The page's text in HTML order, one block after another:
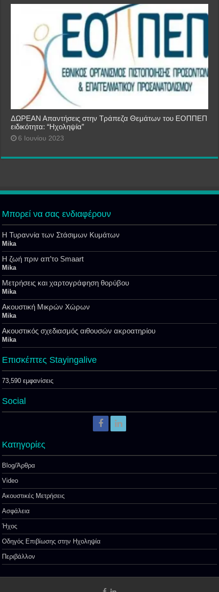
ΔΩΡΕΑΝ Απαντήσεις στην Τράπεζα Θεμάτων του ΕΟΠΠΕΠ
ειδικότητα: “Ηχοληψία”
6 Ιουνίου 2023
Μπορεί να σας ενδιαφέρουν
Η Τυραννία των Στάσιμων Κυμάτων
Mika
Η ζωή πριν απ’το Smaart
Mika
Μετρήσεις και χαρτογράφηση θορύβου
Mika
Ακουστική Μικρών Χώρων
Mika
Ακουστικός σχεδιασμός αιθουσών ακροατηρίου
Mika
Επισκέπτες Stayingalive
73,590 εμφανίσεις
Social
Kατηγορίες
Blog/Άρθρα
Video
Ακουστικές Μετρήσεις
Ασφάλεια
Ήχος
Οδηγός Επιβίωσης στην Ηχοληψία
Περιβάλλον